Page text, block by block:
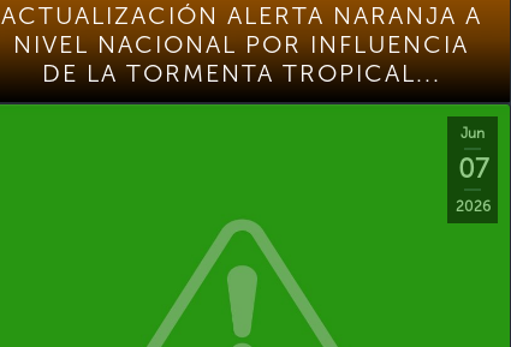
ACTUALIZACIÓN ALERTA NARANJA A
NIVEL NACIONAL POR INFLUENCIA
DE LA TORMENTA TROPICAL...
Jun
07
2026